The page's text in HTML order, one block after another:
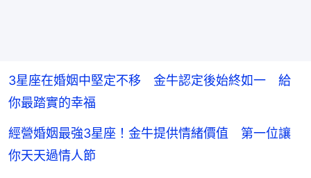
3星座在婚姻中堅定不移 金牛認定後始終如一 給
你最踏實的幸福
經營婚姻最強3星座！金牛提供情緒價值 第一位讓
你天天過情人節